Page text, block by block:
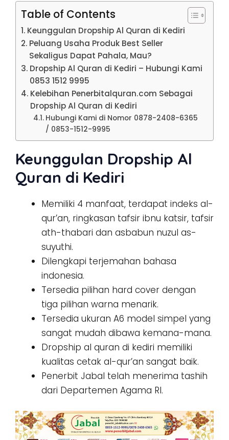
Table of Contents
Keunggulan Dropship Al Quran di Kediri
Peluang Usaha Produk Best Seller
Sekaligus Dapat Pahala, Mau?
Dropship Al Quran di Kediri – Hubungi Kami
0853 1512 9995
Kelebihan Penerbitalquran.com Sebagai
Dropship Al Quran di Kediri
Hubungi Kami di Nomor 0878-2408-6365
/ 0853-1512-9995
Keunggulan Dropship Al
Quran di Kediri
Memiliki 4 manfaat, terdapat indeks al-
qur’an, ringkasan tafsir ibnu katsir, tafsir
ath-thabari dan asbabun nuzul as-
suyuthi.
Dilengkapi terjemahan bahasa
indonesia.
Tersedia pilihan hard cover dengan
tiga pilihan warna menarik.
Tersedia ukuran A6 model simpel yang
sangat mudah dibawa kemana-mana.
Dropship al quran di kediri memiliki
kualitas cetak al-qur’an sangat baik.
Penerbit Jabal telah menerima tashih
dari Departemen Agama RI.